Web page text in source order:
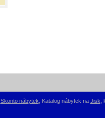
Skonto nábytek , Katalog nábytek na Jisk